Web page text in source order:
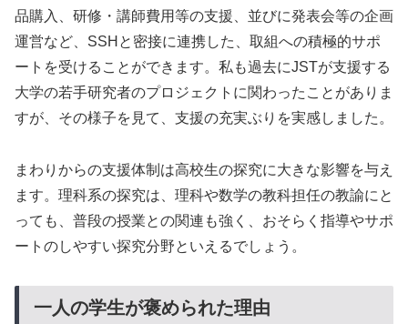
品購入、研修・講師費用等の支援、並びに発表会等の企画
運営など、SSHと密接に連携した、取組への積極的サポ
ートを受けることができます。私も過去にJSTが支援する
大学の若手研究者のプロジェクトに関わったことがありま
すが、その様子を見て、支援の充実ぶりを実感しました。
まわりからの支援体制は高校生の探究に大きな影響を与え
ます。理科系の探究は、理科や数学の教科担任の教諭にと
っても、普段の授業との関連も強く、おそらく指導やサポ
ートのしやすい探究分野といえるでしょう。
一人の学生が褒められた理由